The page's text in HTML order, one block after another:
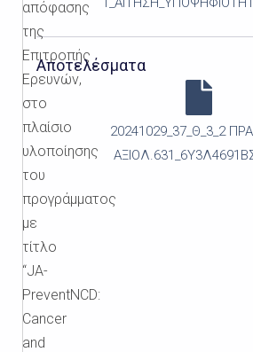
απόφασης
της
Επιτροπής
Ερευνών,
στο
πλαίσιο
υλοποίησης
του
προγράμματος
με
τίτλο
“JA-
PreventNCD:
Cancer
and
Αποτελέσματα
20241029_37_Θ_3_2